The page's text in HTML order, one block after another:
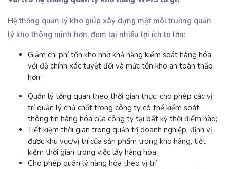
Hệ thống quản lý kho giúp xây dựng một môi trường quản
lý kho thông minh hơn, đem lại nhiều lợi ích to lớn:
Giảm chi phí tồn kho nhờ khả năng kiểm soát hàng hóa
với độ chính xác tuyệt đối và mức tồn kho an toàn thấp
hơn;
Quản lý tổng quan theo thời gian thực: cho phép các vị
trí quản lý chủ chốt trong công ty có thể kiểm soát
thông tin hàng hóa của công ty tại bất kỳ thời điểm nào;
Tiết kiệm thời gian trong quản trị doanh nghiệp: định vị
được khu vực/vị trí của sản phẩm trong kho hàng, tiết
kiệm thời gian trong việc lấy hàng hóa;
Cho phép quản lý hàng hóa theo vị trí